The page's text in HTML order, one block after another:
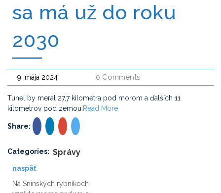
sa má už do roku
2030
9. mája 2024 0 Comments
Tunel by meral 27,7 kilometra pod morom a ďalších 11
kilometrov pod zemou. Read More
Share:
Categories: Správy
naspäť
Na Sninských rybníkoch